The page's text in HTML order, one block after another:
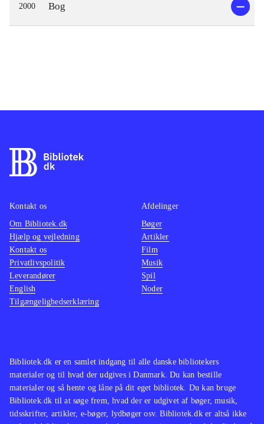
2000 Bog
Bibliotek.dk er en samlet indgang til alle danske bibliotekers
materialer og til hvad der udgives i Danmark. Du kan bestille
materialer og så hente og låne på dit eget bibliotek. Du kan bruge
Bibliotek.dk til at søge frem, hvad der er udgivet af bøger, musik,
tidsskrifter, artikler, e-bøger, lydbøger osv. Bibliotek.dk er altså ikke
Kontakt os
Om Bibliotek.dk
Hjælp og vejledning
Kontakt os
Privatlivspolitik
Leverandører
English
Tilgængelighedserklæring
Afdelinger
Bøger
Artikler
Film
Musik
Spil
Noder